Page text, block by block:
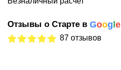
Отзывы о Старте в Goog e
87 отзывов